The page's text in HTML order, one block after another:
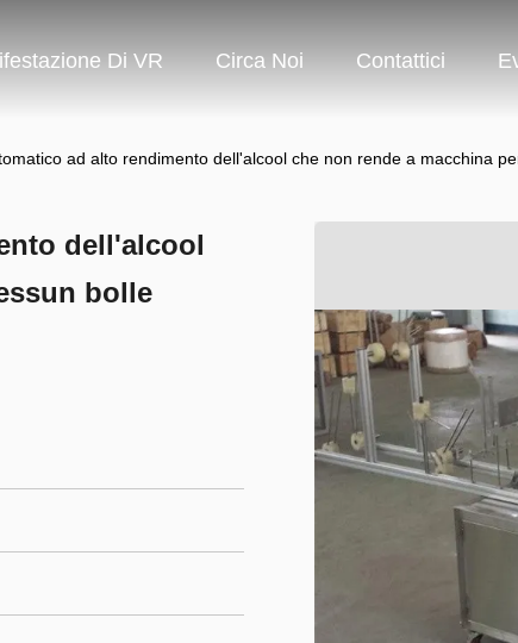
Di VR Circa Noi Contattici
ad alto rendimento dell'alcool che non rende a macchina
dell'alcool
bolle